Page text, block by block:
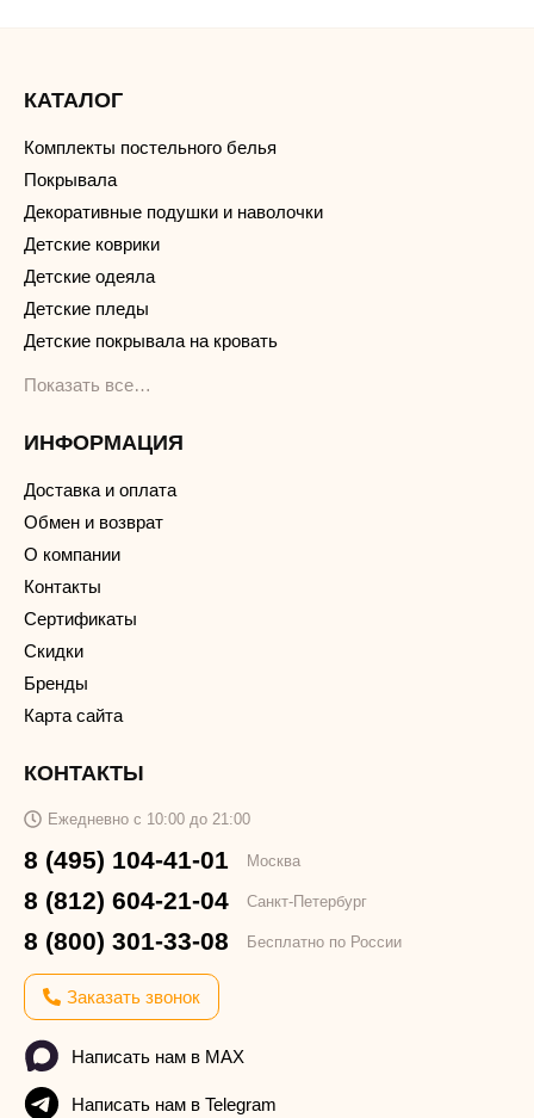
КАТАЛОГ
Комплекты постельного белья
Покрывала
Декоративные подушки и наволочки
Детские коврики
Детские одеяла
Детские пледы
Детские покрывала на кровать
Показать все…
ИНФОРМАЦИЯ
Доставка и оплата
Обмен и возврат
О компании
Контакты
Сертификаты
Скидки
Бренды
Карта сайта
КОНТАКТЫ
Ежедневно с 10:00 до 21:00
8 (495) 104-41-01 Москва
8 (812) 604-21-04 Санкт-Петербург
8 (800) 301-33-08 Бесплатно по России
Заказать звонок
Написать нам в MAX
Написать нам в Telegram